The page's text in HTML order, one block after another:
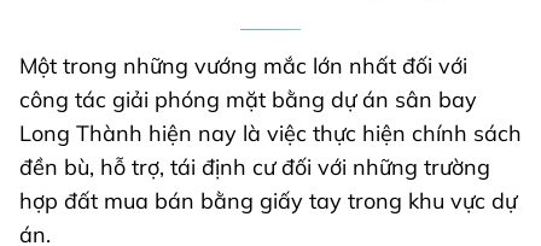
Một trong những vướng mắc lớn nhất đối với
công tác giải phóng mặt bằng dự án sân bay
Long Thành hiện nay là việc thực hiện chính sách
đền bù, hỗ trợ, tái định cư đối với những trường
hợp đất mua bán bằng giấy tay trong khu vực dự
án.